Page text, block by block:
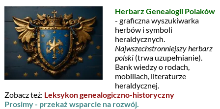
Herbarz Genealogii Polaków
- graficzna wyszukiwarka
herbów i symboli
heraldycznych.
Najwszechstronniejszy herbarz
polski(trwa uzupełnianie).
Bank wiedzy o rodach,
mobiliach, literaturze
heraldycznej.
Zobacz też: Leksykon genealogiczno-historyczny
Prosimy - przekaż wsparcie na rozwój.